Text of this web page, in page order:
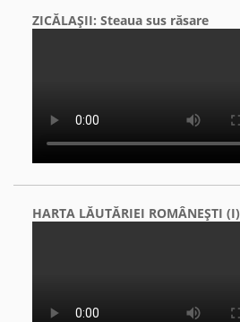
ZICĂLAŞII: Steaua sus răsare
HARTA LĂUTĂRIEI ROMÂNEŞTI (I)